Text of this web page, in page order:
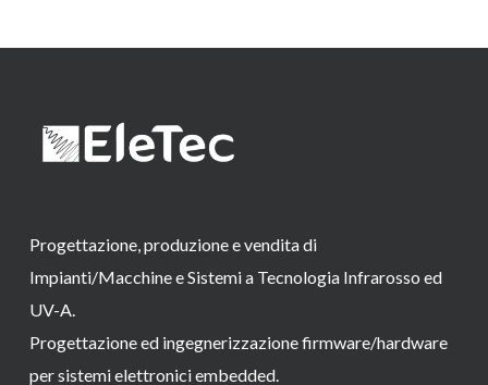
Progettazione, produzione e vendita di
Impianti/Macchine e Sistemi a Tecnologia Infrarosso ed
UV-A.
Progettazione ed ingegnerizzazione firmware/hardware
per sistemi elettronici embedded.